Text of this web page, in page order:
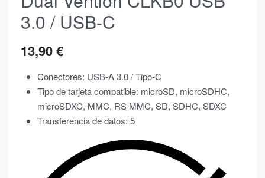
3.0 / USB-C
13,90€
Conectores: USB-A 3.0 / Tipo-C
Tipo de tarjeta compatible: microSD, microSDHC,
microSDXC, MMC, RS MMC, SD, SDHC, SDXC
Transferencia de datos: 5